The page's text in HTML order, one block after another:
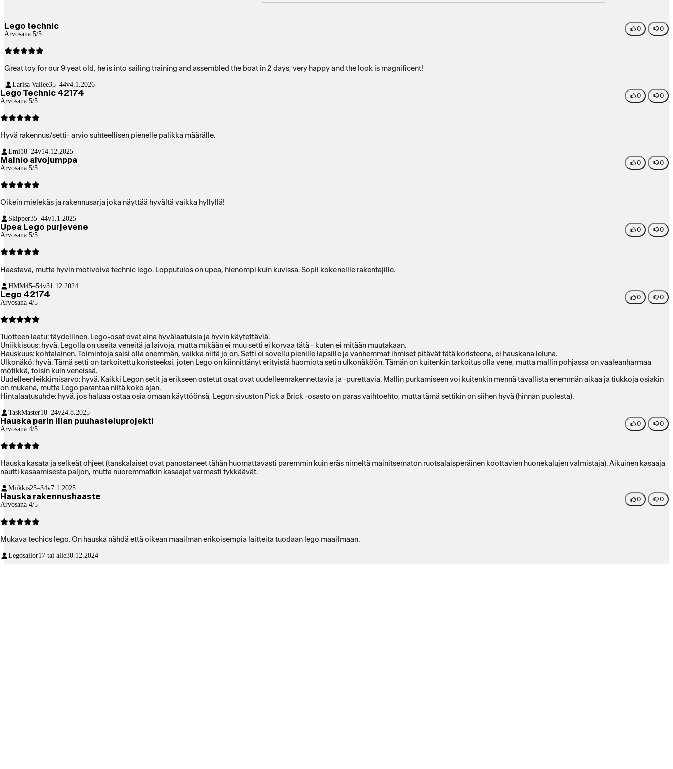
Lego technic
Arvosana 5/5
0 0
Great toy for our 9 yeat old, he is into sailing training and assembled the boat in 2 days, very happy and the look is magnificent!
Larisa Vallee35–44v4.1.2026
Lego Technic 42174
Arvosana 5/5
0 0
Hyvä rakennus/setti- arvio suhteellisen pienelle palikka määrälle.
Emi18–24v14.12.2025
Mainio aivojumppa
Arvosana 5/5
0 0
Oikein mielekäs ja rakennusarja joka näyttää hyvältä vaikka hyllyllä!
Skipper35–44v1.1.2025
Upea Lego purjevene
Arvosana 5/5
0 0
Haastava, mutta hyvin motivoiva technic lego. Lopputulos on upea, hienompi kuin kuvissa. Sopii kokeneille rakentajille.
HMM45–54v31.12.2024
Lego 42174
Arvosana 4/5
0 0
Tuotteen laatu: täydellinen. Lego-osat ovat aina hyvälaatuisia ja hyvin käytettäviä.
Uniikkisuus: hyvä. Legolla on useita veneitä ja laivoja, mutta mikään ei muu setti ei korvaa tätä - kuten ei mitään muutakaan.
Hauskuus: kohtalainen. Toimintoja saisi olla enemmän, vaikka niitä jo on. Setti ei sovellu pienille lapsille ja vanhemmat ihmiset pitävät tätä koristeena, ei hauskana leluna.
Ulkonäkö: hyvä. Tämä setti on tarkoitettu koristeeksi, joten Lego on kiinnittänyt erityistä huomiota setin ulkonäköön. Tämän on kuitenkin tarkoitus olla vene, mutta mallin pohjassa on vaaleanharmaa
mötikkä, toisin kuin veneissä.
Uudelleenleikkimisarvo: hyvä. Kaikki Legon setit ja erikseen ostetut osat ovat uudelleenrakennettavia ja -purettavia. Mallin purkamiseen voi kuitenkin mennä tavallista enemmän aikaa ja tiukkoja osiakin
on mukana, mutta Lego parantaa niitä koko ajan.
Hintalaatusuhde: hyvä. jos haluaa ostaa osia omaan käyttöönsä, Legon sivuston Pick a Brick -osasto on paras vaihtoehto, mutta tämä settikin on siihen hyvä (hinnan puolesta).
TaskMaster18–24v24.8.2025
Hauska parin illan puuhasteluprojekti
Arvosana 4/5
0 0
Hauska kasata ja selkeät ohjeet (tanskalaiset ovat panostaneet tähän huomattavasti paremmin kuin eräs nimeltä mainitsematon ruotsalaisperäinen koottavien huonekalujen valmistaja). Aikuinen kasaaja
nautti kasaamisesta paljon, mutta nuoremmatkin kasaajat varmasti tykkäävät.
Miikkis25–34v7.1.2025
Hauska rakennushaaste
Arvosana 4/5
0 0
Mukava techics lego. On hauska nähdä että oikean maailman erikoisempia laitteita tuodaan lego maailmaan.
Legosailor17 tai alle30.12.2024